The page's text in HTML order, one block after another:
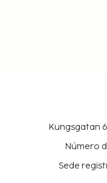
Kungsgatan
Número
Sede